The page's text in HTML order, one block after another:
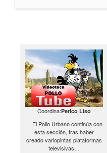
Coordina:Perico Liso
El Pollo Urbano continúa con
esta sección, tras haber
creado variopintas plataformas
televisivas…